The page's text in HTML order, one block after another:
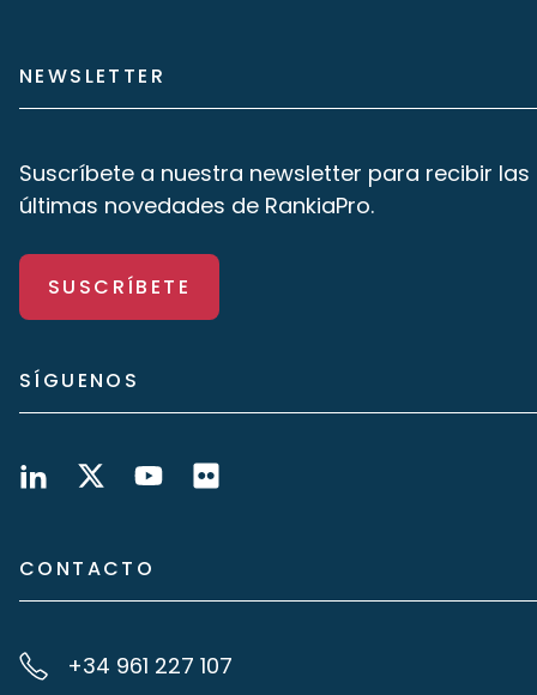
NEWSLETTER
Suscríbete a nuestra newsletter para recibir las
últimas novedades de RankiaPro.
SUSCRÍBETE
SÍGUENOS
CONTACTO
+34 961 227 107